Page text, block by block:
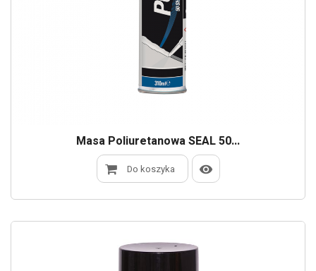
Masa Poliuretanowa SEAL 50...
Do koszyka